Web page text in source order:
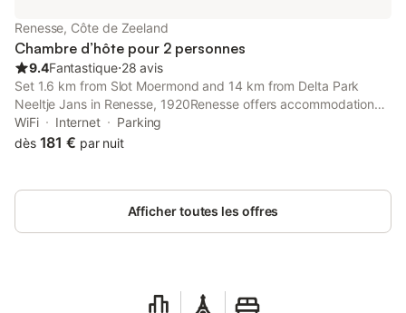
Renesse, Côte de Zeeland
Chambre d’hôte pour 2 personnes
9.4Fantastique⋅28 avis
Set 1.6 km from Slot Moermond and 14 km from Delta Park
Neeltje Jans in Renesse, 1920Renesse offers accommodation
with a kitchenette. This bed and breakfast features free private
parking, a 24-hour front desk and free WiFi.
WiFi Internet
Parking
dès 181 € par nuit
Afficher toutes les offres